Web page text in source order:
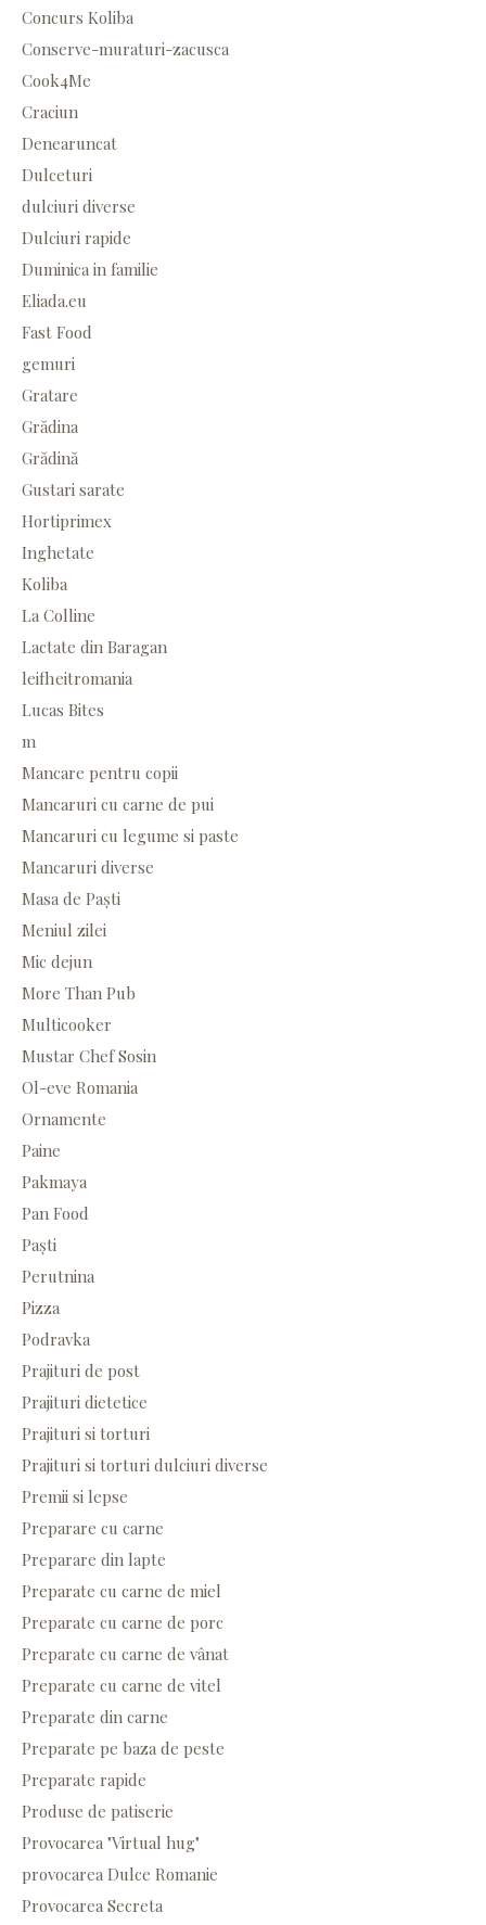
Concurs Koliba
Conserve-muraturi-zacusca
Cook4Me
Craciun
Denearuncat
Dulceturi
dulciuri diverse
Dulciuri rapide
Duminica in familie
Eliada.eu
Fast Food
gemuri
Gratare
Grădina
Grădină
Gustari sarate
Hortiprimex
Inghetate
Koliba
La Colline
Lactate din Baragan
leifheitromania
Lucas Bites
m
Mancare pentru copii
Mancaruri cu carne de pui
Mancaruri cu legume si paste
Mancaruri diverse
Masa de Paști
Meniul zilei
Mic dejun
More Than Pub
Multicooker
Mustar Chef Sosin
Ol-eve Romania
Ornamente
Paine
Pakmaya
Pan Food
Paști
Perutnina
Pizza
Podravka
Prajituri de post
Prajituri dietetice
Prajituri si torturi
Prajituri si torturi dulciuri diverse
Premii si lepse
Preparare cu carne
Preparare din lapte
Preparate cu carne de miel
Preparate cu carne de porc
Preparate cu carne de vânat
Preparate cu carne de vitel
Preparate din carne
Preparate pe baza de peste
Preparate rapide
Produse de patiserie
Provocarea "Virtual hug"
provocarea Dulce Romanie
Provocarea Secreta